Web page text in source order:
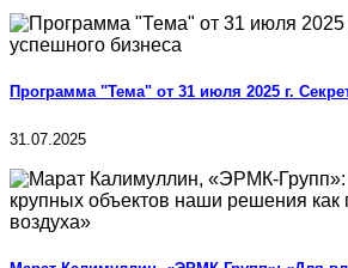
Программа "Тема" от 31 июля 2025 г.
31.07.2025